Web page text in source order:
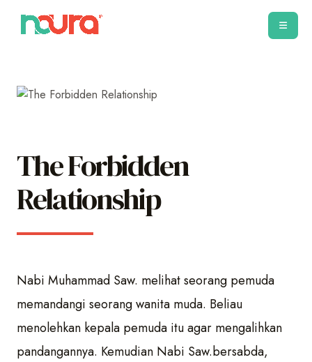
The Forbidden
Relationship
Nabi Muhammad Saw. melihat seorang pemuda
memandangi seorang wanita muda. Beliau
menolehkan kepala pemuda itu agar mengalihkan
pandangannya. Kemudian Nabi Saw.bersabda,